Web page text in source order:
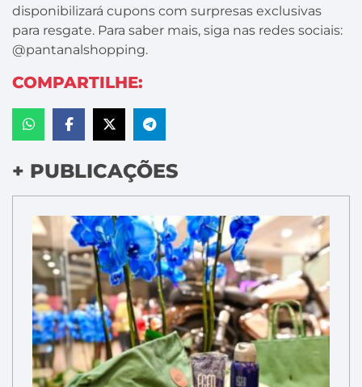
disponibilizará cupons com surpresas exclusivas
para resgate. Para saber mais, siga nas redes sociais:
@pantanalshopping.
COMPARTILHE:
+ PUBLICAÇÕES